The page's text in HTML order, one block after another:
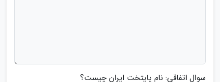
سوال اتفاقی: نام پایتخت ایران چیست؟